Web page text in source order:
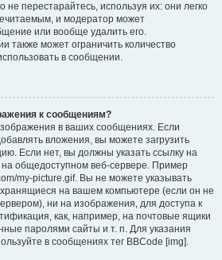
не перестарайтесь, используя их: они легко
и модератор может
или вообще удалить его.
также может ограничить количество
в сообщении.
к сообщениям?
в ваших сообщениях. Если
вложения, вы можете загрузить
Если нет, вы должны указать ссылку на
общедоступном веб-сервере. Пример
my-picture.gif. Вы не можете указывать
на вашем компьютере (если он не
ни на изображения, для доступа к
как, например, на почтовые ящики
паролями сайты и т. п. Для указания
в сообщениях тег BBCode [img].